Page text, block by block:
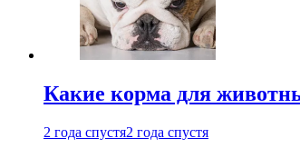
Какие корма для
2 года спустя2 года спустя